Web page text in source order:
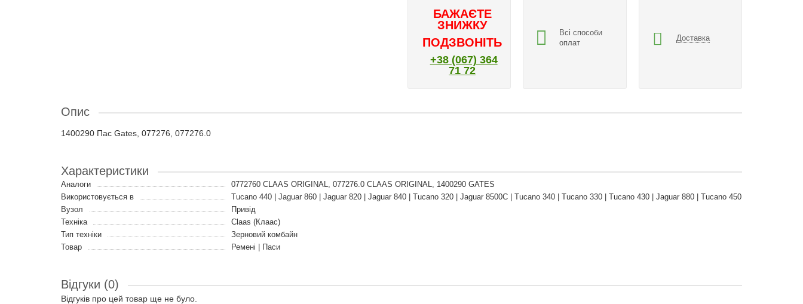
БАЖАЄТЕ
ЗНИЖКУ
ПОДЗВОНІТЬ
+38 (067) 364
71 72
Всі способи
оплат
Доставка
Опис
1400290 Пас Gates, 077276, 077276.0
Характеристики
Аналоги
0772760 CLAAS ORIGINAL, 077276.0 CLAAS ORIGINAL, 1400290 GATES
Використовується в
Tucano 440 | Jaguar 860 | Jaguar 820 | Jaguar 840 | Tucano 320 | Jaguar 8500C | Tucano 340 | Tucano 330 | Tucano 430 | Jaguar 880 | Tucano 450
Вузол
Привід
Техніка
Claas (Клаас)
Тип техніки
Зерновий комбайн
Товар
Ремені | Паси
Відгуки (0)
Відгуків про цей товар ще не було.